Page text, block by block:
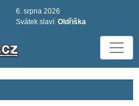
6. srpna 2026
Svátek slaví: Oldřiška